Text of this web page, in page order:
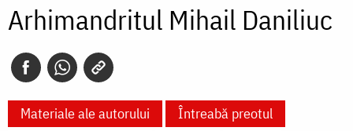
Arhimandritul Mihail Daniliuc
Materiale ale autorului
Întreabă preotul